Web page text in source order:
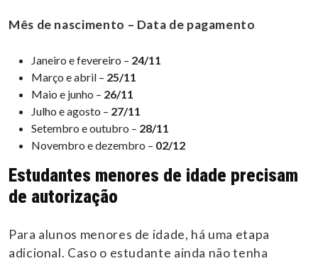
Mês de nascimento – Data de pagamento
Janeiro e fevereiro – 24/11
Março e abril – 25/11
Maio e junho – 26/11
Julho e agosto – 27/11
Setembro e outubro – 28/11
Novembro e dezembro – 02/12
Estudantes menores de idade precisam
de autorização
Para alunos menores de idade, há uma etapa
adicional. Caso o estudante ainda não tenha